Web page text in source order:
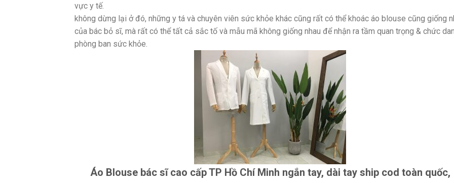
vực y tế.
không dừng lại ở đó, những y tá và chuyên viên sức khỏe khác cũng rất có thể khoác áo blouse cũng giống
của bác bỏ sĩ, mà rất có thể tất cả sắc tố và mẫu mã không giống nhau để nhận ra tầm quan trọng & chức
phòng ban sức khỏe.
Áo Blouse bác sĩ cao cấp TP Hồ Chí Minh ngắn tay, dài tay ship cod toàn quốc,